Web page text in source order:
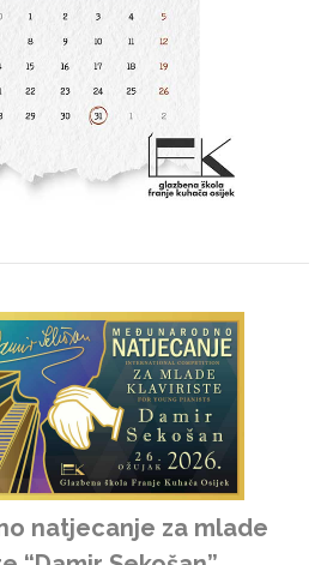
natjecanje za mlade